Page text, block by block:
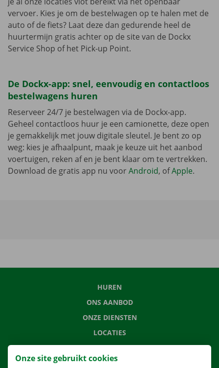
vervoer. Kies je om de bestelwagen op te halen met de
auto of de fiets? Laat deze dan gedurende heel de
huurtermijn gratis achter op de site van de Dockx
Service Shop of het Pick-up Point.
De Dockx-app: snel, eenvoudig en contactloos
bestelwagens huren
Reserveer 24/7 je bestelwagen via de Dockx-app.
Geheel contactloos huur je een camionette, deze open
je gemakkelijk met jouw digitale sleutel. Je bent zo op
weg: kies je afhaalpunt, maak je keuze uit het aanbod
voertuigen, reken af en je bent klaar om te vertrekken.
Download de gratis app nu voorAndroid, ofApple.
HUREN
ONS AANBOD
ONZE DIENSTEN
LOCATIES
APP
VERHUISOPLOSSINGEN
Onze site gebruikt cookies